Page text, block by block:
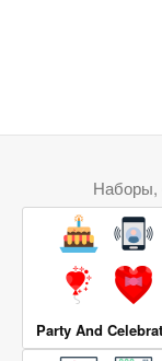
Наборы,
Party And